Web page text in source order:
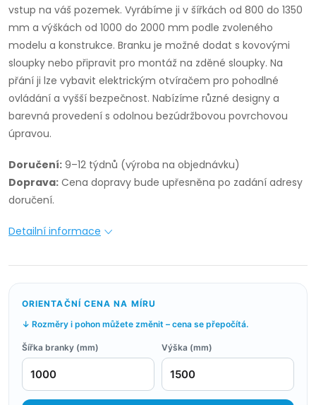
vstup na váš pozemek. Vyrábíme ji v šířkách od 800 do 1350
mm a výškách od 1000 do 2000 mm podle zvoleného
modelu a konstrukce. Branku je možné dodat s kovovými
sloupky nebo připravit pro montáž na zděné sloupky. Na
přání ji lze vybavit elektrickým otvíračem pro pohodlné
ovládání a vyšší bezpečnost. Nabízíme různé designy a
barevná provedení s odolnou bezúdržbovou povrchovou
úpravou.
Doručení: 9–12 týdnů (výroba na objednávku)
Doprava: Cena dopravy bude upřesněna po zadání adresy
doručení.
Detailní informace
ORIENTAČNÍ CENA NA MÍRU
↓ Rozměry i pohon můžete změnit – cena se přepočítá.
Šířka branky (mm) Výška (mm)